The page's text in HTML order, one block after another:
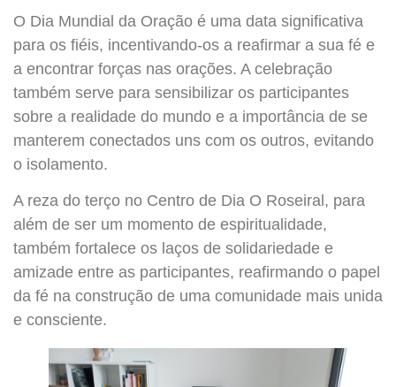
O Dia Mundial da Oração é uma data significativa
para os fiéis, incentivando-os a reafirmar a sua fé e
a encontrar forças nas orações. A celebração
também serve para sensibilizar os participantes
sobre a realidade do mundo e a importância de se
manterem conectados uns com os outros, evitando
o isolamento.
A reza do terço no Centro de Dia O Roseiral, para
além de ser um momento de espiritualidade,
também fortalece os laços de solidariedade e
amizade entre as participantes, reafirmando o papel
da fé na construção de uma comunidade mais unida
e consciente.